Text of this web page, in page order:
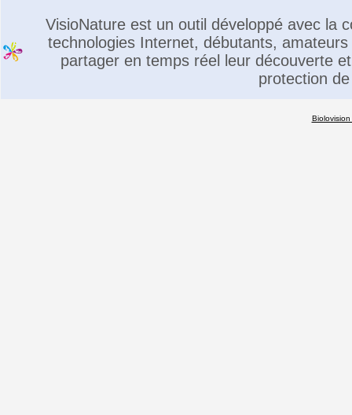
VisioNature est un outil développé avec la
technologies Internet, débutants,
partager en temps réel leur découverte
protection
Biolovision